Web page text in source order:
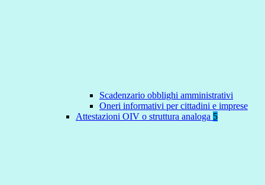
Scadenzario obblighi amministrativi
Oneri informativi per cittadini e imprese
Attestazioni OIV o struttura analoga 5